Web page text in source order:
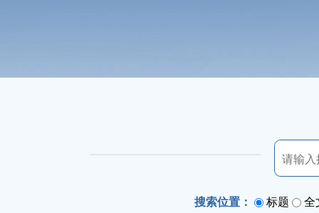
搜索位置： 标题 全